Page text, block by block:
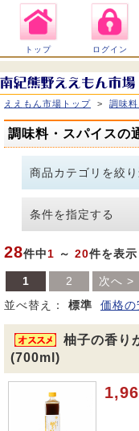
トップ ログイン
ええもん市場トップ > 調味
調味料・スパイスの
商品カテゴリを絞
条件を指定する
28件中1 ～ 20件を表
1 2
次へ >
並べ替え：
標準 価格の
柚子の香り
(700ml)